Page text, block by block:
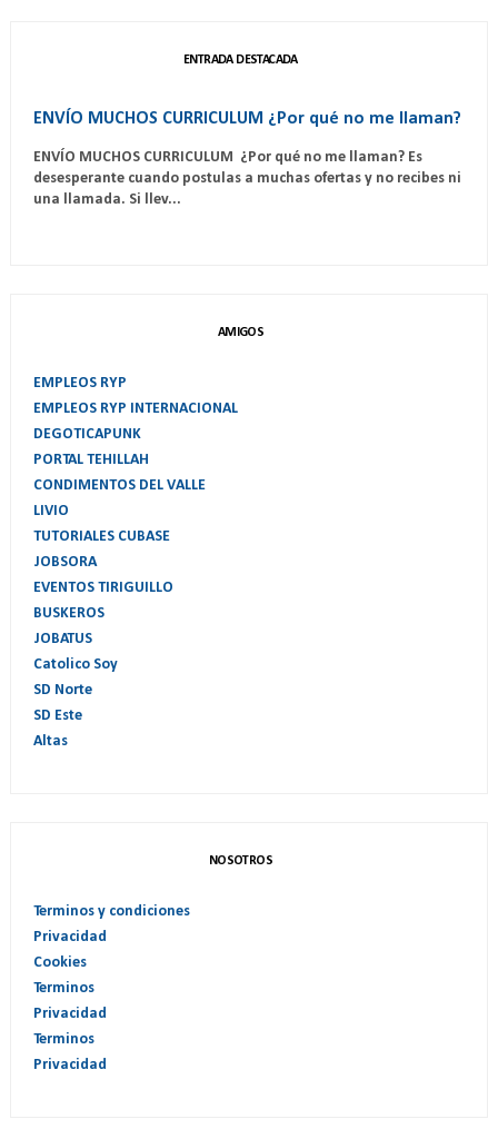
ENTRADA DESTACADA
ENVÍO MUCHOS CURRICULUM ¿Por qué no me llaman?
ENVÍO MUCHOS CURRICULUM ¿Por qué no me llaman? Es
desesperante cuando postulas a muchas ofertas y no recibes ni
una llamada. Si llev...
AMIGOS
EMPLEOS RYP
EMPLEOS RYP INTERNACIONAL
DEGOTICAPUNK
PORTAL TEHILLAH
CONDIMENTOS DEL VALLE
LIVIO
TUTORIALES CUBASE
JOBSORA
EVENTOS TIRIGUILLO
BUSKEROS
JOBATUS
Catolico Soy
SD Norte
SD Este
Altas
NOSOTROS
Terminos y condiciones
Privacidad
Cookies
Terminos
Privacidad
Terminos
Privacidad